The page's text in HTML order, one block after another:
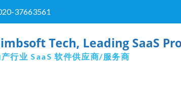
37663561
Tech, Leading SaaS
行业 SaaS 软件供应商/服务商